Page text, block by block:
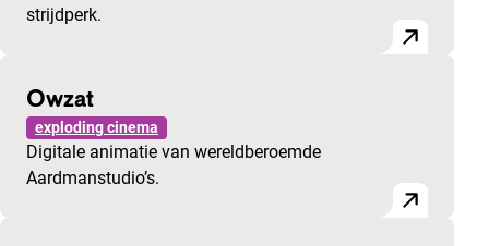
strijdperk.
Owzat
exploding cinema
Digitale animatie van wereldberoemde
Aardmanstudio’s.